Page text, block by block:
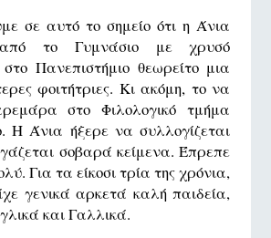
σε αυτό το σημείο ότι η Άνια
από το Γυμνάσιο με χρυσό
Πανεπιστήμιο θεωρείτο μια
φοιτήτριες. Kι ακόμη, το να
στο Φιλολογικό τμήμα
Η Άνια ήξερε να συλλογίζεται
σοβαρά κείμενα. Έπρεπε
Για τα είκοσι τρία της χρόνια,
γενικά αρκετά καλή παιδεία,
και Γαλλικά.